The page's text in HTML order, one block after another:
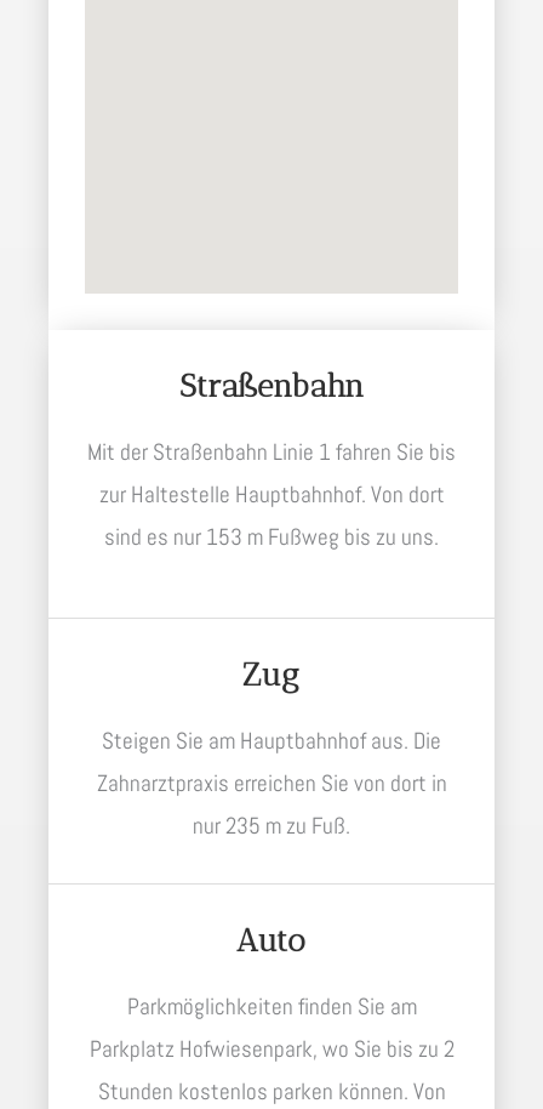
Straßenbahn
Mit der Straßenbahn Linie 1 fahren Sie bis
zur Haltestelle Hauptbahnhof. Von dort
sind es nur 153 m Fußweg bis zu uns.
Zug
Steigen Sie am Hauptbahnhof aus. Die
Zahnarztpraxis erreichen Sie von dort in
nur 235 m zu Fuß.
Auto
Parkmöglichkeiten finden Sie am
Parkplatz Hofwiesenpark, wo Sie bis zu 2
Stunden kostenlos parken können. Von